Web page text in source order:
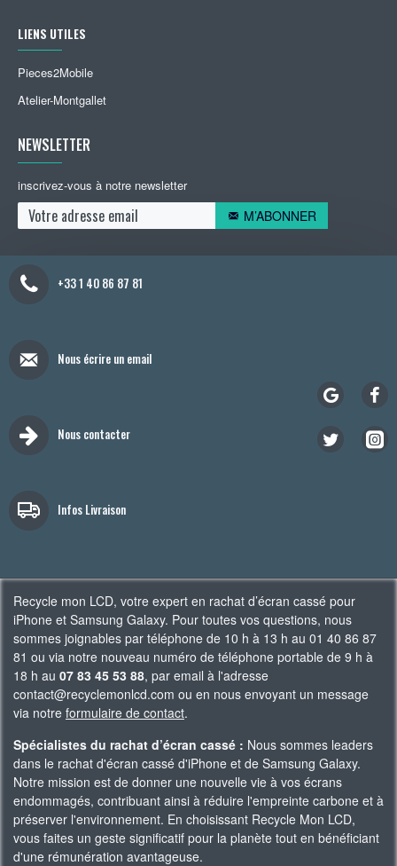
LIENS UTILES
Pieces2Mobile
Atelier-Montgallet
NEWSLETTER
inscrivez-vous à notre newsletter
M’ABONNER
+33 1 40 86 87 81
Nous écrire un email
Nous contacter
Infos Livraison
Recycle mon LCD, votre expert en rachat d’écran cassé pour
iPhone et Samsung Galaxy. Pour toutes vos questions, nous
sommes joignables par téléphone de 10 h à 13 h au 01 40 86 87
81 ou via notre nouveau numéro de téléphone portable de 9 h à
18 h au 07 83 45 53 88, par email à l'adresse
contact@recyclemonlcd.com ou en nous envoyant un message
via notre formulaire de contact.
Spécialistes du rachat d’écran cassé : Nous sommes leaders
dans le rachat d'écran cassé d'iPhone et de Samsung Galaxy.
Notre mission est de donner une nouvelle vie à vos écrans
endommagés, contribuant ainsi à réduire l'empreinte carbone et à
préserver l'environnement. En choisissant Recycle Mon LCD,
vous faites un geste significatif pour la planète tout en bénéficiant
d'une rémunération avantageuse.